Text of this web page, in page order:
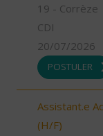
19 - Corrèze
CDI
20/07/2026
POSTULER
Assistant.e
(H/F)